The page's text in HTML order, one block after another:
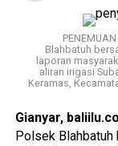
Blahbatuh
laporan
aliran irigasi
Keramas,
Gianyar,
Polsek Blahbatuh